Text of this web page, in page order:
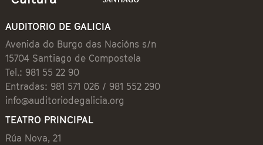
AUDITORIO DE GALICIA
Avenida do Burgo das Nacións s/n
15704 Santiago de Compostela
Tel.: 981 55 22 90
Entradas: 981 571 026 / 981 552 290
info@auditoriodegalicia.org
TEATRO PRINCIPAL
Rúa Nova, 21